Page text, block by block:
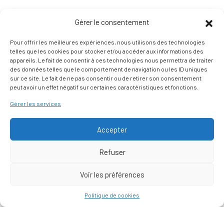
Gérer le consentement
Pour offrir les meilleures expériences, nous utilisons des technologies
telles que les cookies pour stocker et/ou accéder aux informations des
appareils. Le fait de consentir à ces technologies nous permettra de traiter
des données telles que le comportement de navigation ou les ID uniques
sur ce site. Le fait de ne pas consentir ou de retirer son consentement
peut avoir un effet négatif sur certaines caractéristiques et fonctions.
Gérer les services
Accepter
Refuser
Voir les préférences
Politique de cookies